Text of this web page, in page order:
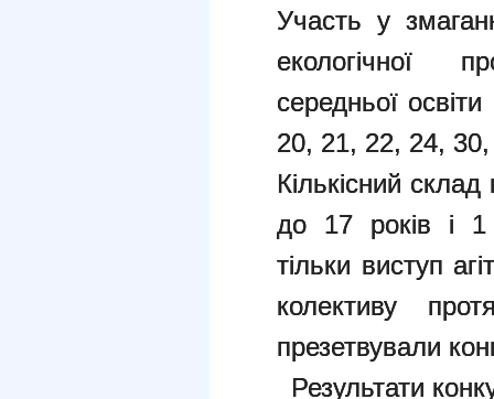
Участь у
екологічної
середньої
20, 21, 22, 24,
Кількісний
до 17 років і 1
тільки виступ
колективу
презетвували
Результати